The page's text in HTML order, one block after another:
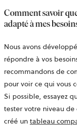
Comment savoir
adapté à mes
Nous avons
répondre à vos
recommandons de
pour voir ce qui vous
Si possible, essayez
tester votre niveau
créé un tableau